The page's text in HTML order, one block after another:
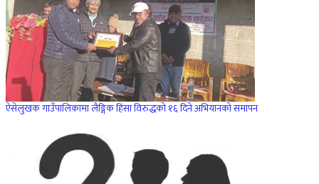
ऐसेलुखक गाउँपालिकामा लैङ्गिक हिंसा विरुद्धको १६ दिने अभियानको समापन